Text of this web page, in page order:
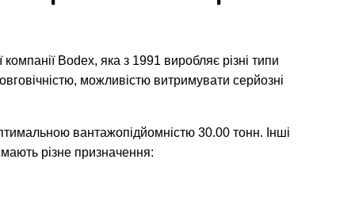
Bodex, яка з 1991 виробляє різні типи
можливістю витримувати серйозні
вантажопідйомністю 30.00 тонн. Інші
різне призначення: